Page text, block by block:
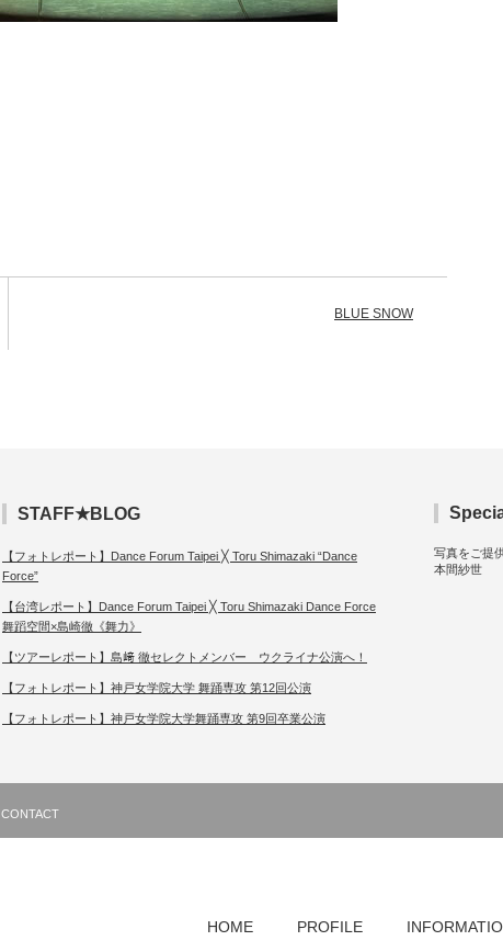
HOME PROFILE
BLUE SNOW
STAFF★BLOG
【フォトレポート】Dance Forum Taipei ╳ Toru Shimazaki “Dance
Force”
【台湾レポート】Dance Forum Taipei ╳ Toru Shimazaki Dance Force
舞蹈空間×島崎徹《舞力》
【ツアーレポート】島﨑 徹セレクトメンバー ウクライナ公演へ！
【フォトレポート】神戸女学院大学 舞踊専攻 第12回公演
【フォトレポート】神戸女学院大学舞踊専攻 第9回卒業公演
写真をご提
本間紗世
CONTACT